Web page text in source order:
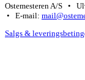
Ostemesteren A/S •
• E-mail:
Salgs &